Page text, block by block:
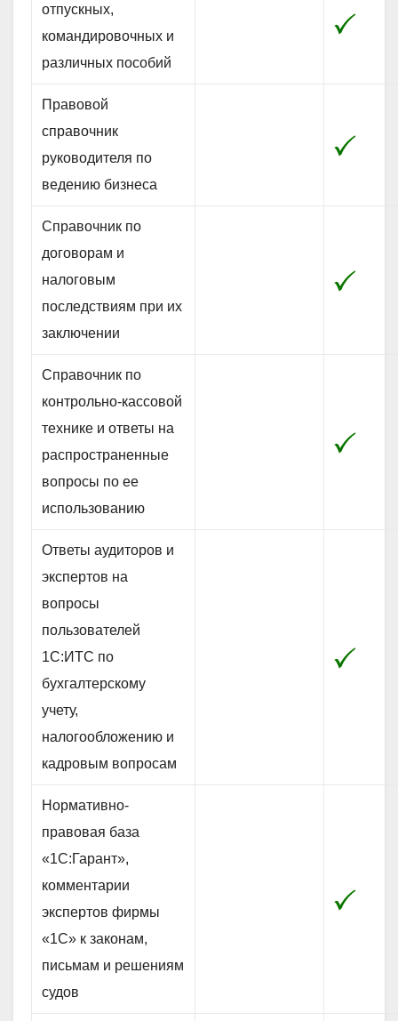
отпускных,
командировочных и
различных пособий
Правовой
справочник
руководителя по
ведению бизнеса
Справочник по
договорам и
налоговым
последствиям при их
заключении
Справочник по
контрольно-кассовой
технике и ответы на
распространенные
вопросы по ее
использованию
Ответы аудиторов и
экспертов на
вопросы
пользователей
1C:ИТС по
бухгалтерскому
учету,
налогообложению и
кадровым вопросам
Нормативно-
правовая база
«1С:Гарант»,
комментарии
экспертов фирмы
«1С» к законам,
письмам и решениям
судов